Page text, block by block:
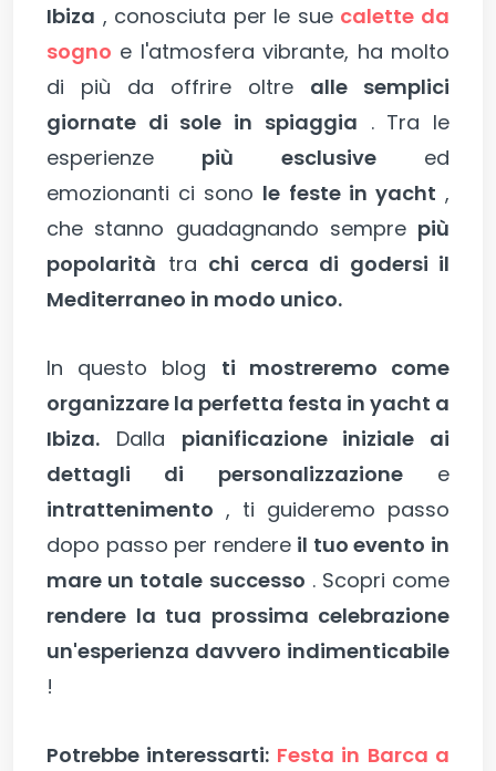
Ibiza , conosciuta per le sue calette da
sogno e l'atmosfera vibrante, ha molto
di più da offrire oltre alle semplici
giornate di sole in spiaggia . Tra le
esperienze più esclusiveed
emozionanti ci sono le feste in yacht ,
che stanno guadagnando sempre più
popolarità tra chi cerca di godersi il
Mediterraneo in modo unico.
In questo blog ti mostreremo come
organizzare la perfetta festa in yacht a
Ibiza. Dalla pianificazione iniziale ai
dettagli di personalizzazionee
intrattenimento , ti guideremo passo
dopo passo per rendere il tuo evento in
mare un totale successo . Scopri come
rendere la tua prossima celebrazione
un'esperienza davvero indimenticabile
!
Potrebbe interessarti: Festa in Barca a